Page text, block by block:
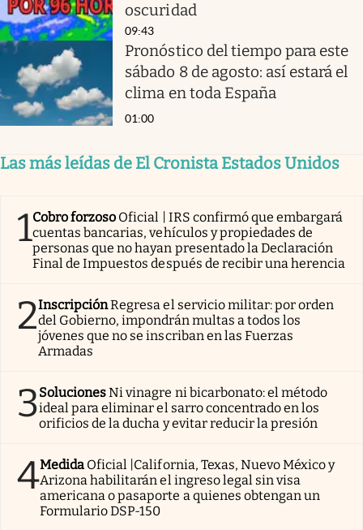
oscuridad
09:43
Pronóstico del tiempo para este
sábado 8 de agosto: así estará el
clima en toda España
01:00
Las más leídas de El Cronista Estados Unidos
1Cobro forzoso Oficial | IRS confirmó que embargará
cuentas bancarias, vehículos y propiedades de
personas que no hayan presentado la Declaración
Final de Impuestos después de recibir una herencia
2InscripciónRegresa el servicio militar: por orden
del Gobierno, impondrán multas a todos los
jóvenes que no se inscriban en las Fuerzas
Armadas
3SolucionesNi vinagre ni bicarbonato: el método
ideal para eliminar el sarro concentrado en los
orificios de la ducha y evitar reducir la presión
4Medida Oficial |California, Texas, Nuevo México y
Arizona habilitarán el ingreso legal sin visa
americana o pasaporte a quienes obtengan un
Formulario DSP-150